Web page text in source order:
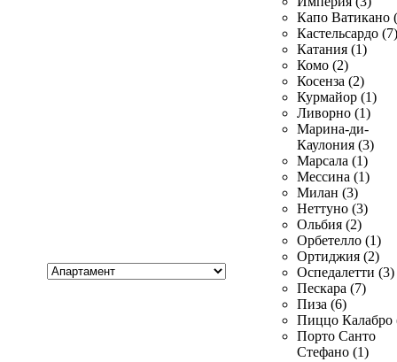
Капо Ватикано
Кастельсардо (7)
Катания (1)
Комо (2)
Косенза (2)
Курмайор (1)
Ливорно (1)
Марина-ди-
Каулония (3)
Марсала (1)
Мессина (1)
Милан (3)
Неттуно (3)
Ольбия (2)
Орбетелло (1)
Ортиджия (2)
Оспедалетти (3)
Пескара (7)
Пиза (6)
Пиццо Калабро
Порто Санто
Стефано (1)